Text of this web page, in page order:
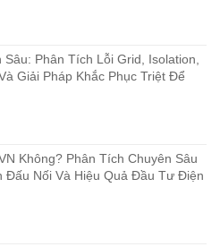
Phân Tích Lỗi Grid, Isolation,
Giải Pháp Khắc Phục Triệt Để
Không? Phân Tích Chuyên Sâu
Đấu Nối Và Hiệu Quả Đầu Tư Điện